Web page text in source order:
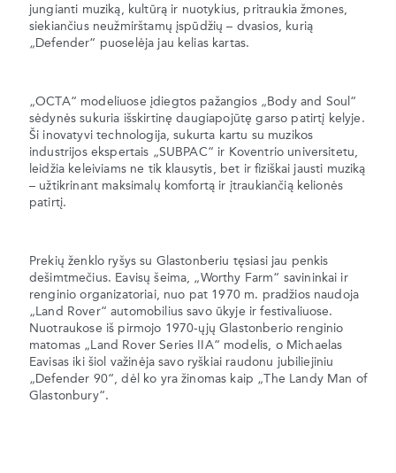
jungianti muziką, kultūrą ir nuotykius, pritraukia žmones,
siekiančius neužmirštamų įspūdžių – dvasios, kurią
„Defender“ puoselėja jau kelias kartas.
„OCTA“ modeliuose įdiegtos pažangios „Body and Soul“
sėdynės sukuria išskirtinę daugiapojūtę garso patirtį kelyje.
Ši inovatyvi technologija, sukurta kartu su muzikos
industrijos ekspertais „SUBPAC“ ir Koventrio universitetu,
leidžia keleiviams ne tik klausytis, bet ir fiziškai jausti muziką
– užtikrinant maksimalų komfortą ir įtraukiančią kelionės
patirtį.
Prekių ženklo ryšys su Glastonberiu tęsiasi jau penkis
dešimtmečius. Eavisų šeima, „Worthy Farm“ savininkai ir
renginio organizatoriai, nuo pat 1970 m. pradžios naudoja
„Land Rover“ automobilius savo ūkyje ir festivaliuose.
Nuotraukose iš pirmojo 1970-ųjų Glastonberio renginio
matomas „Land Rover Series IIA“ modelis, o Michaelas
Eavisas iki šiol važinėja savo ryškiai raudonu jubiliejiniu
„Defender 90“, dėl ko yra žinomas kaip „The Landy Man of
Glastonbury“.